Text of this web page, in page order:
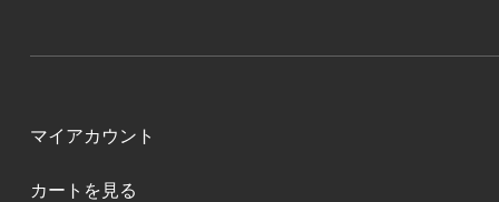
マイアカウント
カートを見る